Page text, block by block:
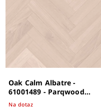
Oak Calm Albatre -
61001489 - Parqwood
dyhovaná drevená podlaha
Na dotaz